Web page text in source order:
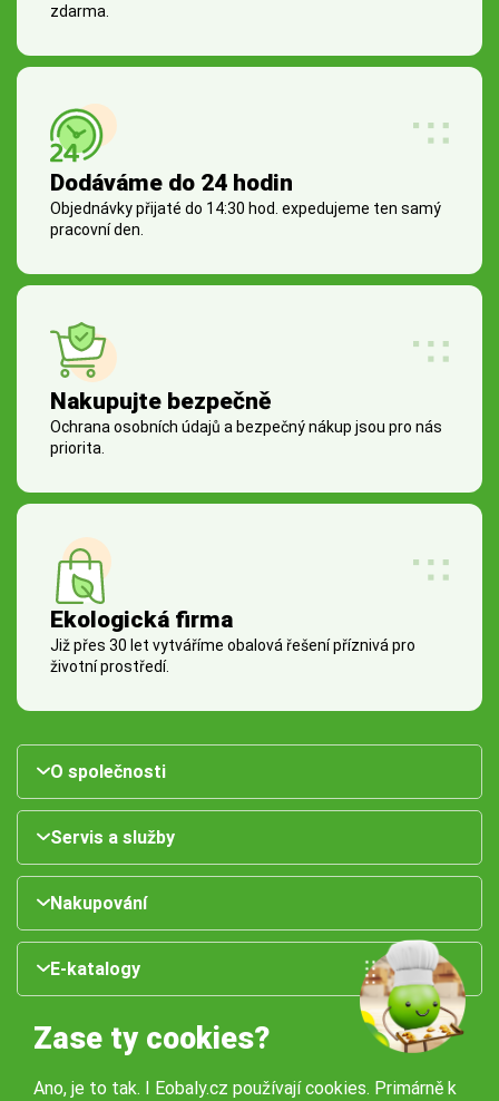
zdarma.
Dodáváme do 24 hodin
Objednávky přijaté do 14:30 hod. expedujeme ten samý
pracovní den.
Nakupujte bezpečně
Ochrana osobních údajů a bezpečný nákup jsou pro nás
priorita.
Ekologická firma
Již přes 30 let vytváříme obalová řešení příznivá pro
životní prostředí.
O společnosti
Servis a služby
Nakupování
E-katalogy
Zase ty cookies?
Ano, je to tak. I Eobaly.cz používají cookies. Primárně k